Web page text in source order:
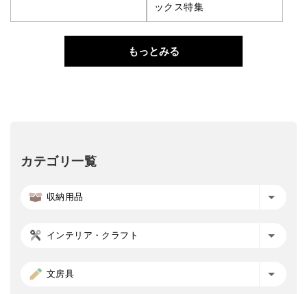
ックス特集
もっとみる
カテゴリ一覧
収納用品
インテリア・クラフト
文房具